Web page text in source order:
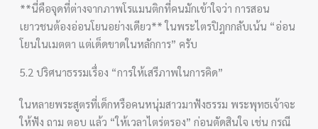
**นี่คือจุดที่ต่างจากภาพโรแมนติกที่คนมักเข้าใจว่า การสอน
เยาวชนต้องอ่อนโยนอย่างเดียว** ในพระไตรปิฎกกลับเน้น “อ่อน
โยนในเมตตา แต่เด็ดขาดในหลักการ” ครับ
5.2 ปริศนาธรรมเรื่อง “การให้เสรีภาพในการคิด”
ในหลายพระสูตรที่เด็กหรือคนหนุ่มสาวมาฟังธรรม พระพุทธเจ้าจะ
ให้ฟัง ถาม ตอบ แล้ว “ให้เวลาไตร่ตรอง” ก่อนตัดสินใจ เช่น กรณี